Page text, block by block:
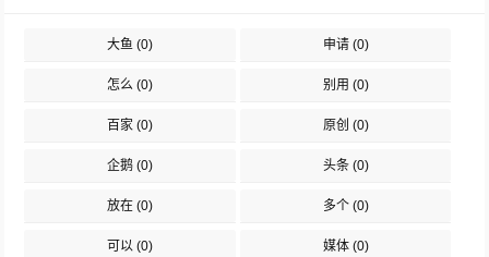
大鱼 (0) 申请(0)
怎么 (0) 别用 (0)
百家 (0) 原创 (0)
企鹅 (0) 头条(0)
放在 (0) 多个(0)
可以 (0) 媒体(0)